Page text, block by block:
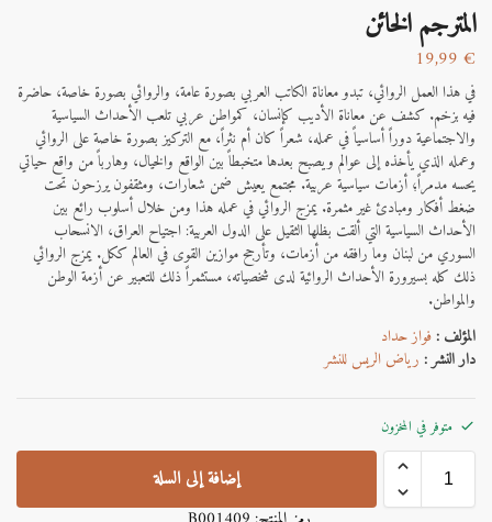
المترجم الخائن
19,99 €
في هذا العمل الروائي، تبدو معاناة الكاتب العربي بصورة عامة، والروائي بصورة خاصة، حاضرة
فيه بزخم. كشف عن معاناة الأديب كإنسان، كمواطن عربي تلعب الأحداث السياسية
والاجتماعية دوراً أساسياً في عمله، شعراً كان أم نثراً، مع التركيز بصورة خاصة على الروائي
وعمله الذي يأخذه إلى عوالم ويصبح بعدها متخبطاً بين الواقع والخيال، وهارباً من واقع حياتي
يحسه مدمراً؛ أزمات سياسية عربية. مجتمع يعيش ضمن شعارات، ومثقفون يرزحون تحت
ضغط أفكار ومبادئ غير مثمرة. يمزج الروائي في عمله هذا ومن خلال أسلوب رائع بين
الأحداث السياسية التي ألقت بظلها الثقيل على الدول العربية: اجتياح العراق، الانسحاب
السوري من لبنان وما رافقه من أزمات، وتأرجح موازين القوى في العالم ككل. يمزج الروائي
ذلك كله بسيرورة الأحداث الروائية لدى شخصياته، مستثمراً ذلك للتعبير عن أزمة الوطن
والمواطن.
المؤلف :فواز حداد
دار النشر : رياض الريس للنشر
متوفر في المخزون
إضافة إلى السلة